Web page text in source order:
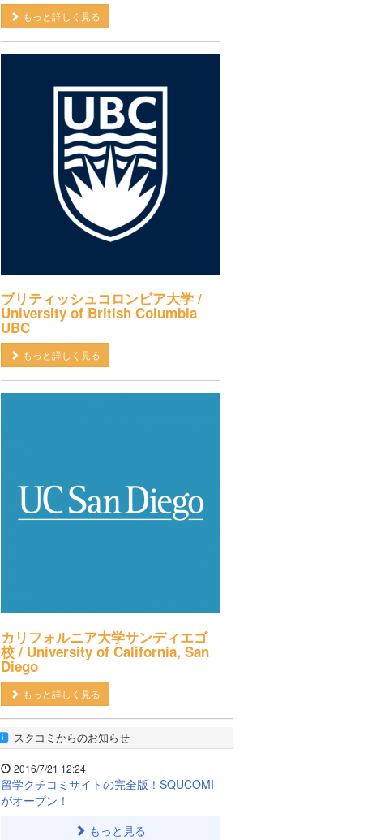
もっと詳しく見る
ブリティッシュコロンビア大学 /
University of British Columbia
UBC
もっと詳しく見る
カリフォルニア大学サンディエゴ
校 / University of California, San
Diego
もっと詳しく見る
スクコミからのお知らせ
2016/7/21 12:24
留学クチコミサイトの完全版！SQUCOMI
がオープン！
もっと見る